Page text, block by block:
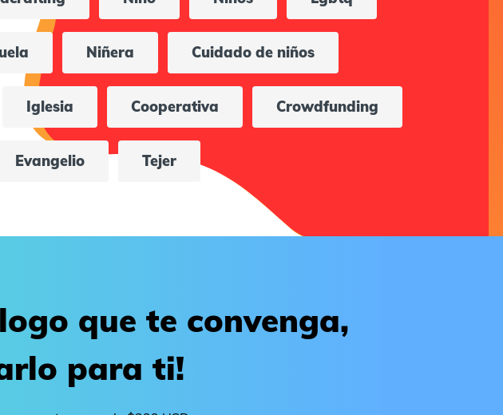
Niñera Cuidado de niños
Iglesia Cooperativa Crowdfunding
Evangelio Tejer
que te convenga,
para ti!